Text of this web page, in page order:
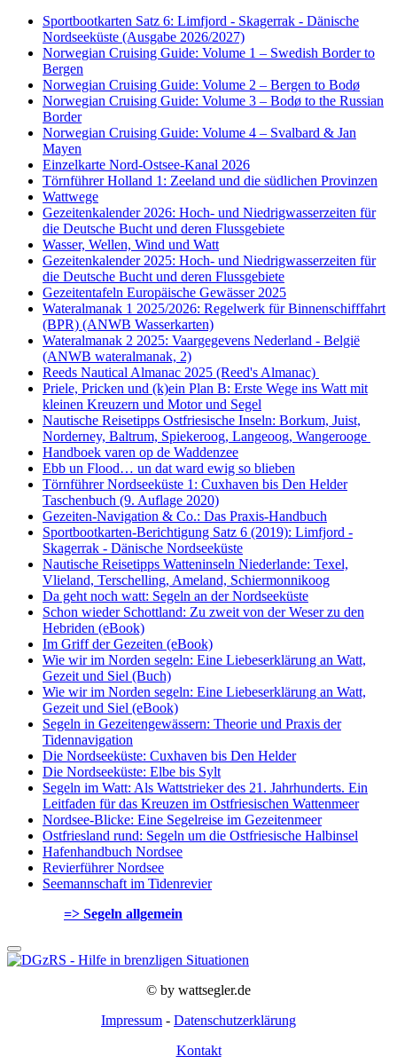
Sportbootkarten Satz 6: Limfjord - Skagerrak - Dänische
Nordseeküste (Ausgabe 2026/2027)
Norwegian Cruising Guide: Volume 1 – Swedish Border to
Bergen
Norwegian Cruising Guide: Volume 2 – Bergen to Bodø
Norwegian Cruising Guide: Volume 3 – Bodø to the Russian
Border
Norwegian Cruising Guide: Volume 4 – Svalbard & Jan
Mayen
Einzelkarte Nord-Ostsee-Kanal 2026
Törnführer Holland 1: Zeeland und die südlichen Provinzen
Wattwege
Gezeitenkalender 2026: Hoch- und Niedrigwasserzeiten für
die Deutsche Bucht und deren Flussgebiete
Wasser, Wellen, Wind und Watt
Gezeitenkalender 2025: Hoch- und Niedrigwasserzeiten für
die Deutsche Bucht und deren Flussgebiete
Gezeitentafeln Europäische Gewässer 2025
Wateralmanak 1 2025/2026: Regelwerk für Binnenschifffahrt
(BPR) (ANWB Wasserkarten)
Wateralmanak 2 2025: Vaargegevens Nederland - België
(ANWB wateralmanak, 2)
Reeds Nautical Almanac 2025 (Reed's Almanac)
Priele, Pricken und (k)ein Plan B: Erste Wege ins Watt mit
kleinen Kreuzern und Motor und Segel
Nautische Reisetipps Ostfriesische Inseln: Borkum, Juist,
Norderney, Baltrum, Spiekeroog, Langeoog, Wangerooge
Handboek varen op de Waddenzee
Ebb un Flood… un dat ward ewig so blieben
Törnführer Nordseeküste 1: Cuxhaven bis Den Helder
Taschenbuch (9. Auflage 2020)
Gezeiten-Navigation & Co.: Das Praxis-Handbuch
Sportbootkarten-Berichtigung Satz 6 (2019): Limfjord -
Skagerrak - Dänische Nordseeküste
Nautische Reisetipps Watteninseln Niederlande: Texel,
Vlieland, Terschelling, Ameland, Schiermonnikoog
Da geht noch watt: Segeln an der Nordseeküste
Schon wieder Schottland: Zu zweit von der Weser zu den
Hebriden (eBook)
Im Griff der Gezeiten (eBook)
Wie wir im Norden segeln: Eine Liebeserklärung an Watt,
Gezeit und Siel (Buch)
Wie wir im Norden segeln: Eine Liebeserklärung an Watt,
Gezeit und Siel (eBook)
Segeln in Gezeitengewässern: Theorie und Praxis der
Tidennavigation
Die Nordseeküste: Cuxhaven bis Den Helder
Die Nordseeküste: Elbe bis Sylt
Segeln im Watt: Als Wattstrieker des 21. Jahrhunderts. Ein
Leitfaden für das Kreuzen im Ostfriesischen Wattenmeer
Nordsee-Blicke: Eine Segelreise im Gezeitenmeer
Ostfriesland rund: Segeln um die Ostfriesische Halbinsel
Hafenhandbuch Nordsee
Revierführer Nordsee
Seemannschaft im Tidenrevier
=> Segeln allgemein
© by wattsegler.de
Impressum - Datenschutzerklärung
Kontakt